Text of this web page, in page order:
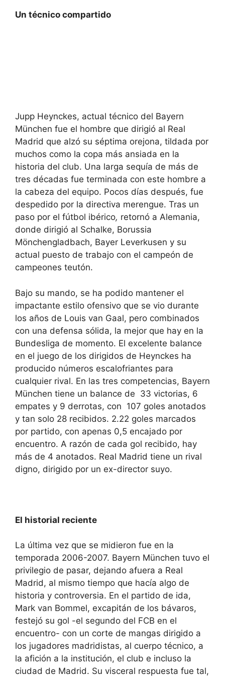
Un técnico compartido
Jupp Heynckes, actual técnico del Bayern
München fue el hombre que dirigió al Real
Madrid que alzó su séptima orejona, tildada por
muchos como la copa más ansiada en la
historia del club. Una larga sequía de más de
tres décadas fue terminada con este hombre a
la cabeza del equipo. Pocos días después, fue
despedido por la directiva merengue. Tras un
paso por el fútbol ibérico, retornó a Alemania,
donde dirigió al Schalke, Borussia
Mönchengladbach, Bayer Leverkusen y su
actual puesto de trabajo con el campeón de
campeones teutón.
Bajo su mando, se ha podido mantener el
impactante estilo ofensivo que se vio durante
los años de Louis van Gaal, pero combinados
con una defensa sólida, la mejor que hay en la
Bundesliga de momento. El excelente balance
en el juego de los dirigidos de Heynckes ha
producido números escalofriantes para
cualquier rival. En las tres competencias, Bayern
München tiene un balance de 33 victorias, 6
empates y 9 derrotas, con 107 goles anotados
y tan solo 28 recibidos. 2.22 goles marcados
por partido, con apenas 0,5 encajado por
encuentro. A razón de cada gol recibido, hay
más de 4 anotados. Real Madrid tiene un rival
digno, dirigido por un ex-director suyo.
El historial reciente
La última vez que se midieron fue en la
temporada 2006-2007. Bayern München tuvo el
privilegio de pasar, dejando afuera a Real
Madrid, al mismo tiempo que hacía algo de
historia y controversia. En el partido de ida,
Mark van Bommel, excapitán de los bávaros,
festejó su gol -el segundo del FCB en el
encuentro- con un corte de mangas dirigido a
los jugadores madridistas, al cuerpo técnico, a
la afición a la institución, el club e incluso la
ciudad de Madrid. Su visceral respuesta fue tal,